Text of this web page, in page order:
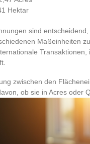
Hektar
sind
Maßeinheiten
zwischen den
ob sie in Acres oder